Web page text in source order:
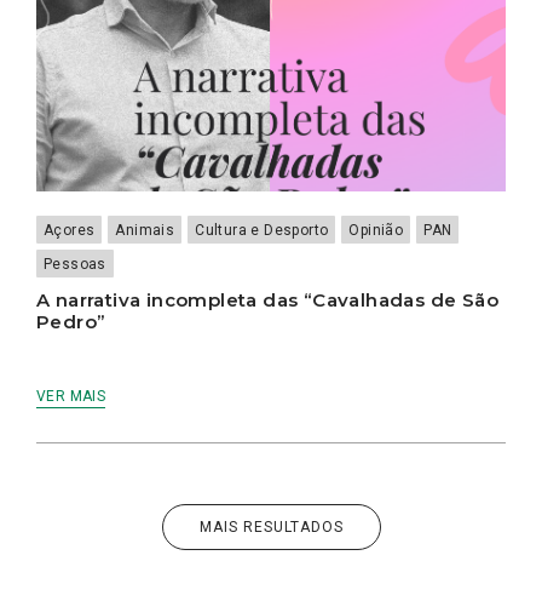
Açores Animais Cultura e Desporto Opinião
PAN
Pessoas
A narrativa incompleta das “Cavalhadas de São
Pedro”
VER MAIS
MAIS RESULTADOS